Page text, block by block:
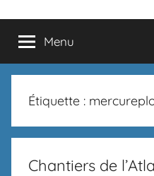
Menu
Étiquette :
Chantiers de